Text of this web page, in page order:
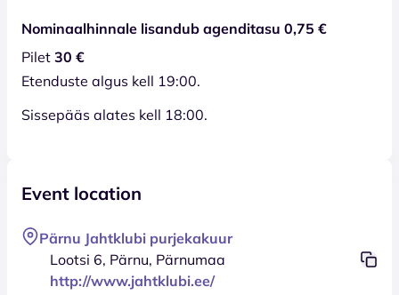
Nominaalhinnale lisandub agenditasu 0,75 €
Pilet 30 €
Etenduste algus kell 19:00.
Sissepääs alates kell 18:00.
Event location
Pärnu Jahtklubi purjekakuur
Lootsi 6, Pärnu, Pärnumaa
http://www.jahtklubi.ee/